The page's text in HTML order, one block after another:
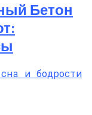
Бетон